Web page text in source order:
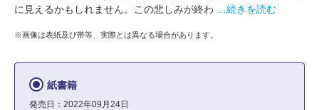
に見えるかもしれません。この悲しみが終わ
…続きを読む
※画像は表紙及び帯等、実際とは異なる場合があります。
紙書籍
発売日：2022年09月24日